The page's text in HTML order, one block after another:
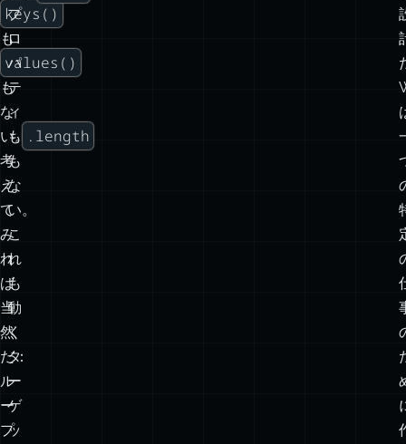
き
な
い。
forEach
も
keys()
も
values()
も
な
い。
考
え
て
み
れ
ば
当
認
で
き
な
い。
プ
ロ
パ
テ
ィ
も
も
な
い。
こ
れ
も
動